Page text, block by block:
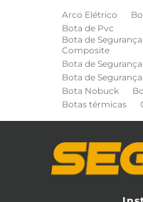
Arco Elétrico
Bota de Pvc
Bota de
Composite
Bota de
Bota de
Bota Nobuck
Botas térmicas
Capa de Chuva
Cinto de
Cinto de
Equipamentos de